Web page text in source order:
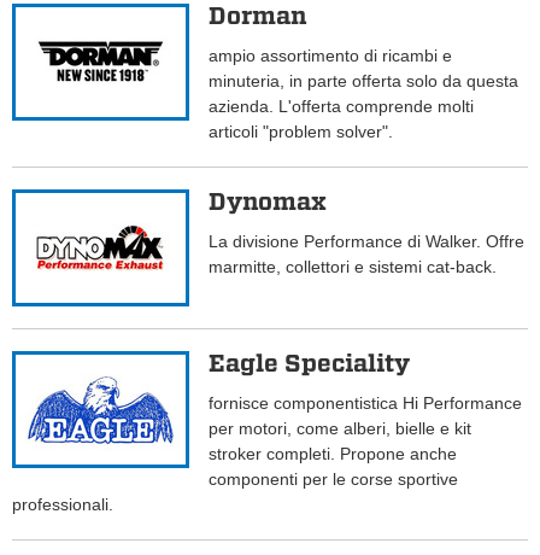
Dorman
ampio assortimento di ricambi e
minuteria, in parte offerta solo da questa
azienda. L'offerta comprende molti
articoli "problem solver".
Dynomax
La divisione Performance di Walker. Offre
marmitte, collettori e sistemi cat-back.
Eagle Speciality
fornisce componentistica Hi Performance
per motori, come alberi, bielle e kit
stroker completi. Propone anche
componenti per le corse sportive
professionali.